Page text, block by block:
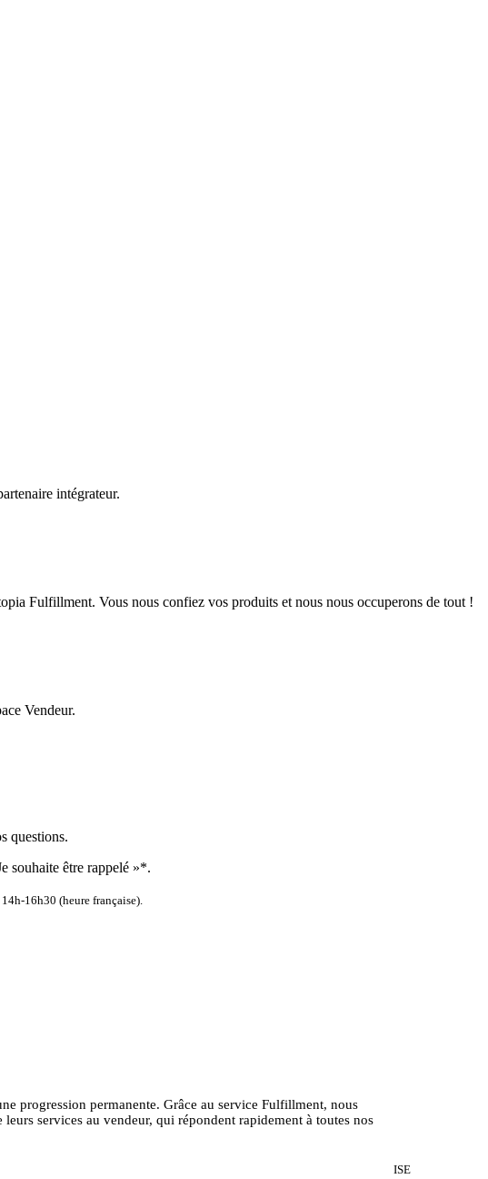
intégrateur.
Fulfillment. Vous nous confiez vos produits et nous nous occuperons de tout !
Vendeur.
questions.
souhaite être rappelé »*.
16h30 (heure française).
progression permanente. Grâce au service Fulfillment, nous
services au vendeur, qui répondent rapidement à toutes nos
ISE